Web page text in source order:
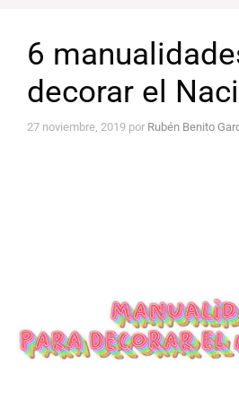
6
decorar el
27 noviembre, 2019 por Rubén Benito